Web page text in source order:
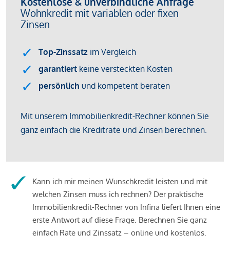
Kann ich mir meinen Wunschkredit leisten und mit
welchen Zinsen muss ich rechnen? Der praktische
Immobilienkredit-Rechner von Infina liefert Ihnen eine
erste Antwort auf diese Frage. Berechnen Sie ganz
einfach Rate und Zinssatz – online und kostenlos.